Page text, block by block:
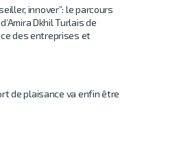
innover”: le parcours
Dkhil Turlais de
des entreprises et
de plaisance va enfin être